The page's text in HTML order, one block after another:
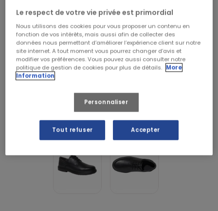
Le respect de votre vie privée est primordial
Nous utilisons des cookies pour vous proposer un contenu en
fonction de vos intérêts, mais aussi afin de collecter des
données nous permettant d’améliorer l’expérience client sur notre
site internet. A tout moment vous pourrez changer d’avis et
modifier vos préférences. Vous pouvez aussi consulter notre
politique de gestion de cookies pour plus de détails. More
Information
Personnaliser
Tout refuser Accepter